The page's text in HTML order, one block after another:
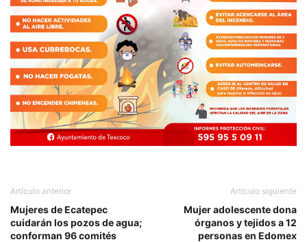
Artículo anterior
Mujeres de Ecatepec
cuidarán los pozos de agua;
conforman 96 comités
Artículo siguiente
Mujer adolescente dona
órganos y tejidos a 12
personas en Edomex